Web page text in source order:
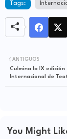
Tags:
ANTIGUOS
Culmina la IX
Internacional de
You Might